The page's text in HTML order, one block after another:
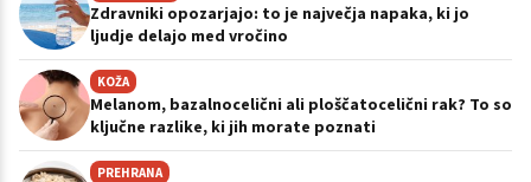
Zdravniki opozarjajo: to je največja napaka, ki jo
ljudje delajo med vročino
KOŽA
Melanom, bazalnocelični ali ploščatocelični rak? To so
ključne razlike, ki jih morate poznati
PREHRANA